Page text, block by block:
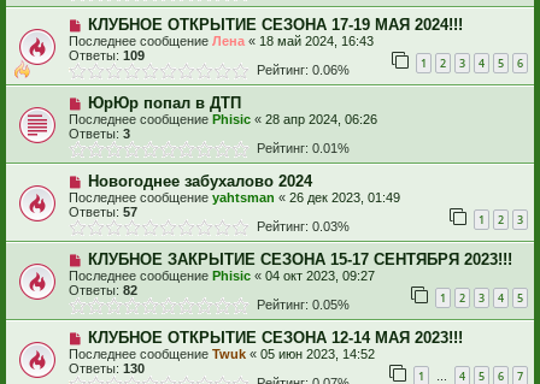
КЛУБНОЕ ОТКРЫТИЕ СЕЗОНА 17-19 МАЯ 2024!!!
Последнее сообщение Лена « 18 май 2024, 16:43
Ответы: 109 1 2 3 4 5 6
Рейтинг: 0.06%
ЮрЮр попал в ДТП
Последнее сообщение Phisic « 28 апр 2024, 06:26
Ответы: 3
Рейтинг: 0.01%
Новогоднее забухалово 2024
Последнее сообщение yahtsman « 26 дек 2023, 01:49
Ответы: 57 1 2 3
Рейтинг: 0.03%
КЛУБНОЕ ЗАКРЫТИЕ СЕЗОНА 15-17 СЕНТЯБРЯ 2023!!!
Последнее сообщение Phisic « 04 окт 2023, 09:27
Ответы: 82 1 2 3 4 5
Рейтинг: 0.05%
КЛУБНОЕ ОТКРЫТИЕ СЕЗОНА 12-14 МАЯ 2023!!!
Последнее сообщение Twuk « 05 июн 2023, 14:52
Ответы: 130 1 … 4 5 6 7